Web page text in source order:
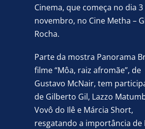
Cinema, que começa no dia 3
novembro, no Cine Metha –
Rocha.
Parte da mostra Panorama
filme “Môa, raiz afromãe”, de
Gustavo McNair, tem
de Gilberto Gil, Lazzo
Vovô do Ilê e Márcia Short,
resgatando a importância de